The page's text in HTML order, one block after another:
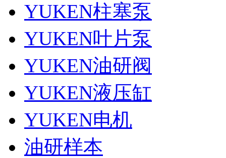
YUKEN柱塞泵
YUKEN叶片泵
YUKEN油研阀
YUKEN液压缸
YUKEN电机
油研样本